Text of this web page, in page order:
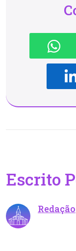
Escrito
Redação